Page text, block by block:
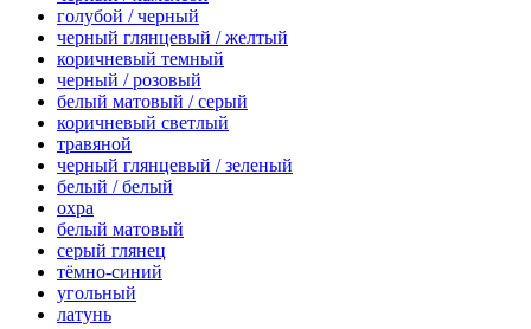
голубой / черный
черный глянцевый / желтый
коричневый темный
черный / розовый
белый матовый / серый
коричневый светлый
травяной
черный глянцевый / зеленый
белый / белый
охра
белый матовый
серый глянец
тёмно-синий
угольный
латунь